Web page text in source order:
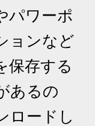
パワーポ
ョンなど
保存する
あるの
ロードし